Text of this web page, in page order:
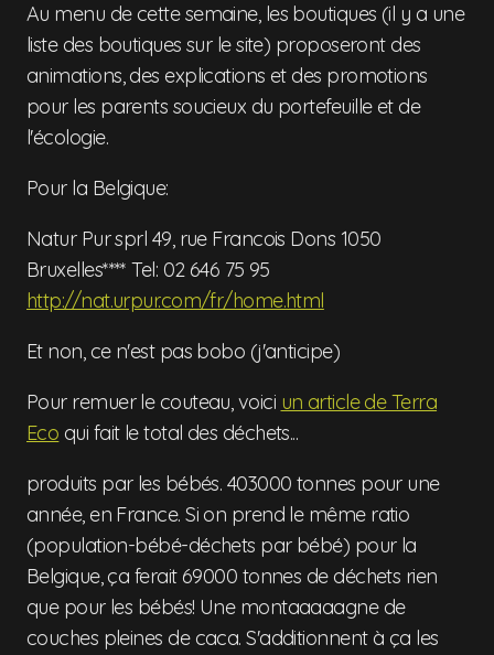
Au menu de cette semaine, les boutiques (il y a une
liste des boutiques sur le site) proposeront des
animations, des explications et des promotions
pour les parents soucieux du portefeuille et de
l'écologie.
Pour la Belgique:
Natur Pur sprl 49, rue Francois Dons 1050
Bruxelles**** Tel: 02 646 75 95
http://nat.urpur.com/fr/home.html
Et non, ce n'est pas bobo (j'anticipe)
Pour remuer le couteau, voici un article de Terra
Eco qui fait le total des déchets...
produits par les bébés. 403000 tonnes pour une
année, en France. Si on prend le même ratio
(population-bébé-déchets par bébé) pour la
Belgique, ça ferait 69000 tonnes de déchets rien
que pour les bébés! Une montaaaaagne de
couches pleines de caca. S'additionnent à ça les